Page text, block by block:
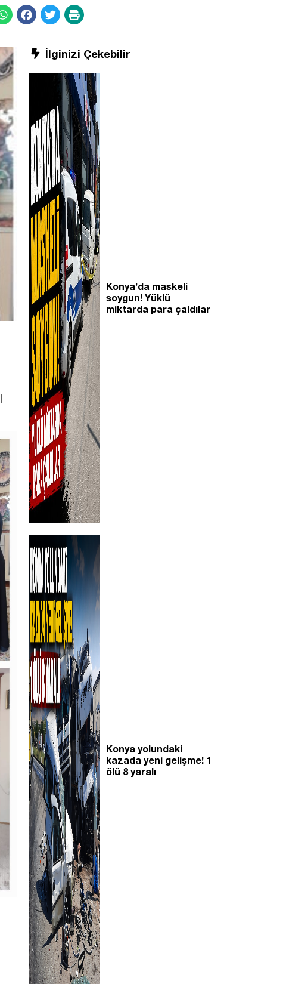
İlginizi Çekebilir
Konya’da maskeli
soygun! Yüklü
miktarda para çaldılar
Konya yolundaki
kazada yeni gelişme! 1
ölü 8 yaralı